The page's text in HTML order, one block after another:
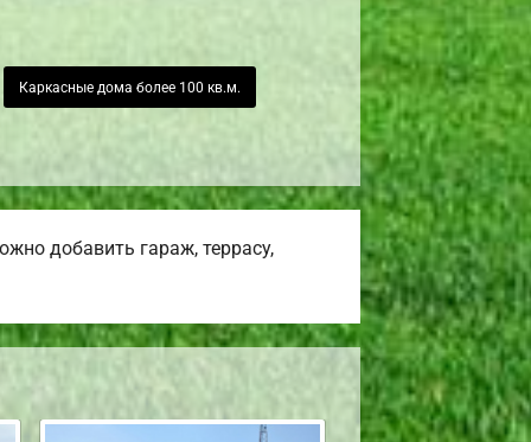
Каркасные дома более 100 кв.м.
добавить гараж, террасу,